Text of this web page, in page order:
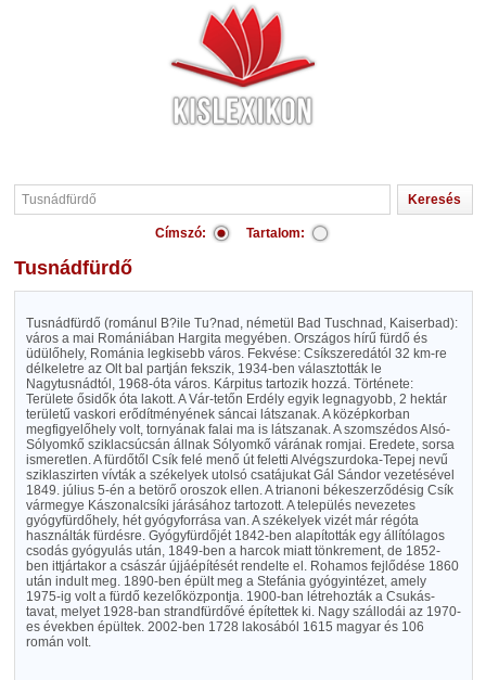
Címszó: Tartalom:
Tusnádfürdő
Tusnádfürdő (románul B?ile Tu?nad, németül Bad Tuschnad, Kaiserbad):
város a mai Romániában Hargita megyében. Országos hírű fürdő és
üdülőhely, Románia legkisebb város. Fekvése: Csíkszeredától 32 km-re
délkeletre az Olt bal partján fekszik, 1934-ben választották le
Nagytusnádtól, 1968-óta város. Kárpitus tartozik hozzá. Története:
Területe ősidők óta lakott. A Vár-tetőn Erdély egyik legnagyobb, 2 hektár
területű vaskori erődítményének sáncai látszanak. A középkorban
megfigyelőhely volt, tornyának falai ma is látszanak. A szomszédos Alsó-
Sólyomkő sziklacsúcsán állnak Sólyomkő várának romjai. Eredete, sorsa
ismeretlen. A fürdőtől Csík felé menő út feletti Alvégszurdoka-Tepej nevű
sziklaszirten vívták a székelyek utolsó csatájukat Gál Sándor vezetésével
1849. július 5-én a betörő oroszok ellen. A trianoni békeszerződésig Csík
vármegye Kászonalcsíki járásához tartozott. A település nevezetes
gyógyfürdőhely, hét gyógyforrása van. A székelyek vizét már régóta
használták fürdésre. Gyógyfürdőjét 1842-ben alapították egy állítólagos
csodás gyógyulás után, 1849-ben a harcok miatt tönkrement, de 1852-
ben ittjártakor a császár újjáépítését rendelte el. Rohamos fejlődése 1860
után indult meg. 1890-ben épült meg a Stefánia gyógyintézet, amely
1975-ig volt a fürdő kezelőközpontja. 1900-ban létrehozták a Csukás-
tavat, melyet 1928-ban strandfürdővé építettek ki. Nagy szállodái az 1970-
es években épültek. 2002-ben 1728 lakosából 1615 magyar és 106
román volt.